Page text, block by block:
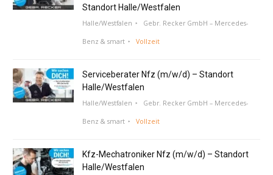
Standort Halle/Westfalen
Halle/Westfalen Gebr. Recker GmbH – Mercedes-
Benz & smart Vollzeit
Serviceberater Nfz (m/w/d) – Standort
Halle/Westfalen
Halle/Westfalen Gebr. Recker GmbH – Mercedes-
Benz & smart Vollzeit
Kfz-Mechatroniker Nfz (m/w/d) – Standort
Halle/Westfalen